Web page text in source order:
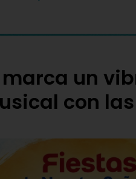
marca un
con las